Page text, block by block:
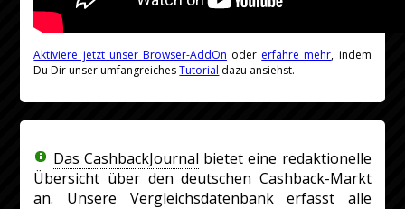
Aktiviere jetzt unser Browser-AddOn oder erfahre mehr, indem
Du Dir unser umfangreichesTutorial dazu ansiehst.
Das CashbackJournal bietet eine redaktionelle
Übersicht über den deutschen Cashback-Markt
an. Unsere Vergleichsdatenbank erfasst alle